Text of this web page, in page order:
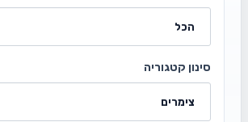
סינון קטגוריה